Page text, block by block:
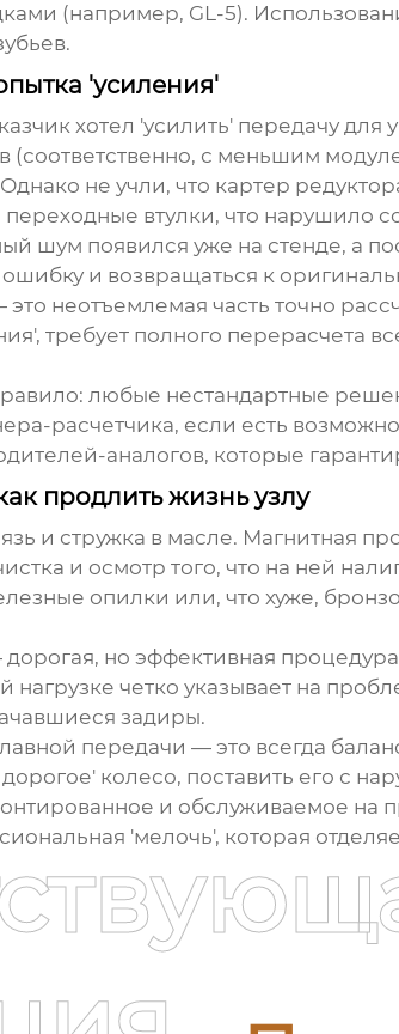
(например, GL-5).
'усиления'
хотел 'усилить' передачу
(соответственно, с меньшим
не учли, что картер
втулки, что нарушило
шум появился уже на стенде, а
и возвращаться к
это неотъемлемая часть точно
требует полного перерасчета
любые нестандартные
расчетчика, если есть
аналогов, которые
продлить жизнь узлу
и стружка в масле. Магнитная
и осмотр того, что на ней
опилки или, что хуже,
но эффективная
нагрузке четко указывает на
задиры.
передачи — это всегда
колесо, поставить его с
и обслуживаемое на
'мелочь', которая